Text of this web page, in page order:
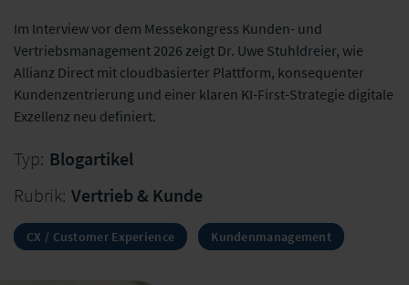
Im Interview vor dem Messekongress Kunden- und
Vertriebsmanagement 2026 zeigt Dr. Uwe Stuhldreier, wie
Allianz Direct mit cloudbasierter Plattform, konsequenter
Kundenzentrierung und einer klaren KI-First-Strategie digitale
Exzellenz neu definiert.
Typ: Blogartikel
Rubrik: Vertrieb & Kunde
CX / Customer Experience Kundenmanagement